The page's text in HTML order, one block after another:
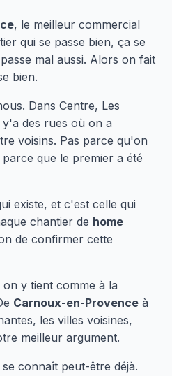
, le meilleur commercial
qui se passe bien, ça se
mal aussi. Alors on fait
bien.
Dans Centre, Les
des rues où on a
voisins. Pas parce qu'on
que le premier a été
existe, et c'est celle qui
chantier de home
de confirmer cette
y tient comme à la
Carnoux-en-Provence à
les villes voisines,
meilleur argument.
connaît peut-être déjà.